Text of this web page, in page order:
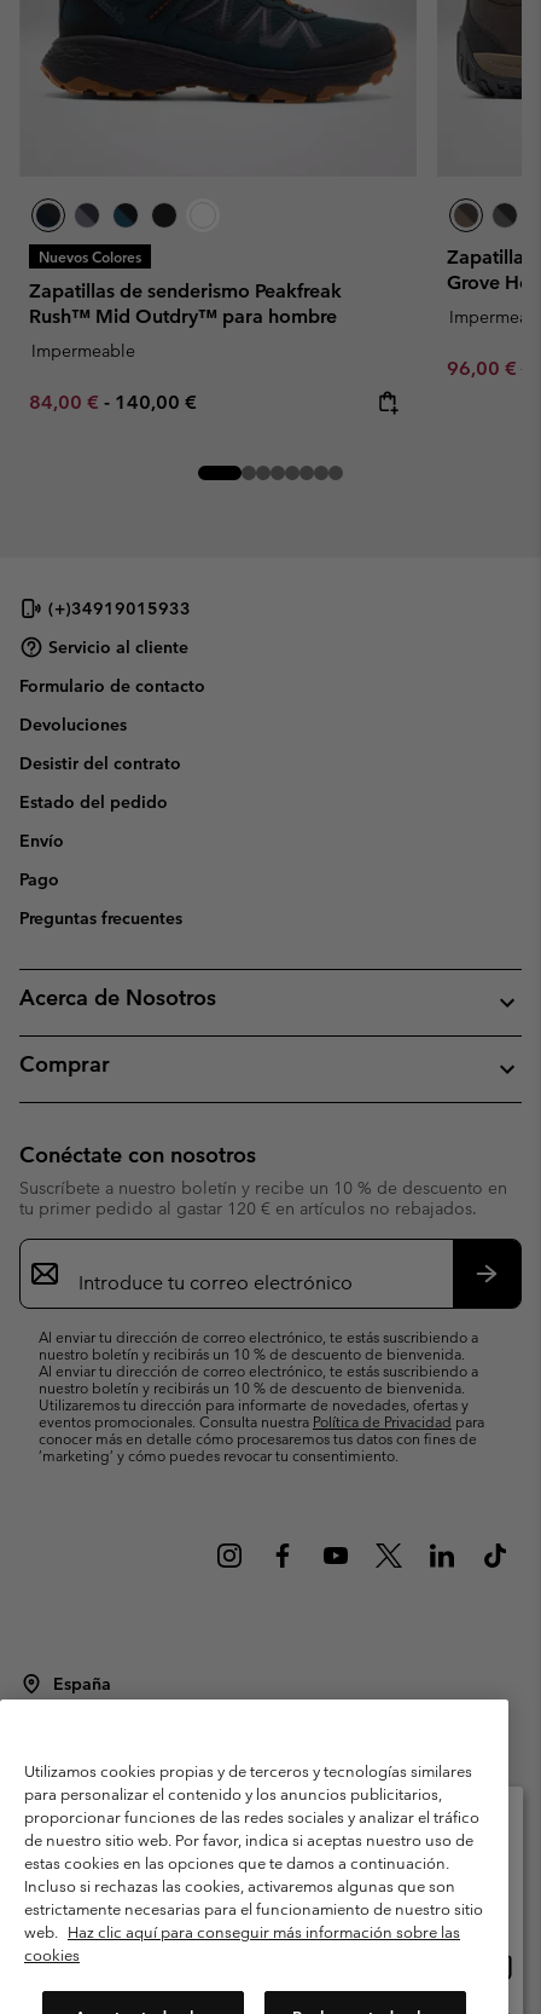
Nuevos Colores
Zapatillas de senderismo Peakfreak
Rush™ Mid Outdry™ para hombre
Impermeable
Minimum sale price:
84,00 € - Maximum price:
140,00 €
Zapatillas
Grove
Sale price:
96,00 €
(+)34919015933
Servicio al cliente
Formulario de contacto
Devoluciones
Desistir del contrato
Estado del pedido
Envío
Pago
Preguntas frecuentes
Acerca de Nosotros
Comprar
Conéctate con nosotros
Suscríbete a nuestro boletín y recibe un 10 % de descuento en
tu primer pedido al gastar 120 € en artículos no rebajados.
Suscripción
de
correo
Al enviar tu dirección de correo electrónico, te estás suscribiendo a
nuestro boletín y recibirás un 10 % de descuento de bienvenida.
Al enviar tu dirección de correo electrónico, te estás suscribiendo a
nuestro boletín y recibirás un 10 % de descuento de bienvenida.
Utilizaremos tu dirección para informarte de novedades, ofertas y
eventos promocionales. Consulta nuestra Política de Privacidad para
conocer más en detalle cómo procesaremos tus datos con fines de
’marketing’ y cómo puedes revocar tu consentimiento.
España
Condiciones de uso
Terminos de Venta
Garantía
Política de Privacidad
Términos y condiciones del programa de miembros
Términos De Uso Del Contenido Generado Por Los Usuarios
Impressum
Cookies Public CBCR
Servicio al cliente: Lu. - Vi. de 9:00 a 13:00 y de 14:00 a 18:00
Utilizamos cookies propias y de terceros y tecnologías similares
para personalizar el contenido y los anuncios publicitarios,
proporcionar funciones de las redes sociales y analizar el tráfico
de nuestro sitio web. Por favor, indica si aceptas nuestro uso de
estas cookies en las opciones que te damos a continuación.
Incluso si rechazas las cookies, activaremos algunas que son
estrictamente necesarias para el funcionamiento de nuestro sitio
web. Haz clic aquí para conseguir más información sobre las
cookies
Selecciona tu país e idioma envío
Compras en línea disponibles